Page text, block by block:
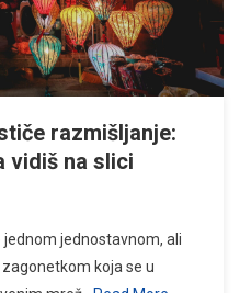
razmišljanje:
vidiš na slici
jednostavnom, ali
koja se u